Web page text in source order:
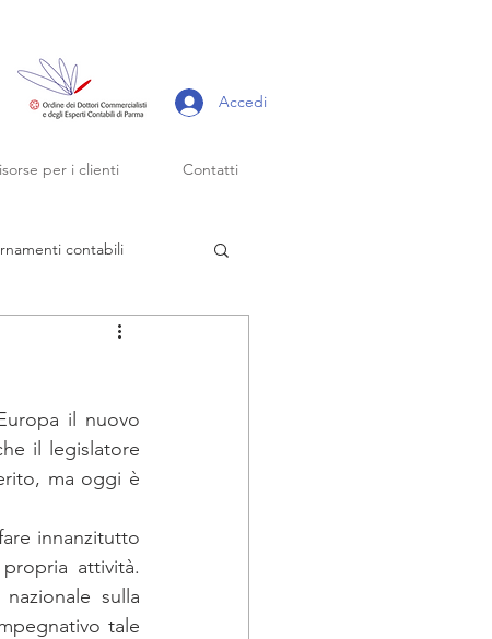
Accedi
per i clienti Contatti
contabili
scadenze fiscali
forfettariil nuovo
il legislatore
ma oggi è
innanzitutto
attività.
sulla
tale